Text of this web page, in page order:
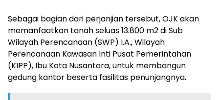
Sebagai bagian dari perjanjian tersebut, OJK akan
memanfaatkan tanah seluas 13.800 m2 di Sub
Wilayah Perencanaan (SWP) I.A., Wilayah
Perencanaan Kawasan Inti Pusat Pemerintahan
(KIPP), Ibu Kota Nusantara, untuk membangun
gedung kantor beserta fasilitas penunjangnya.